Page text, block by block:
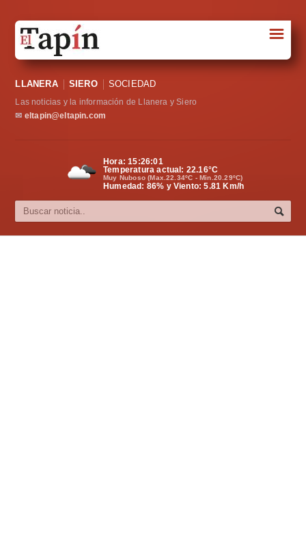
Sociedad
Política
Cultura
☰
LLANERA SIERO SOCIEDAD
Las noticias y la información de Llanera y Siero
✉ eltapin@eltapin.com
Hora:15:26:02
Temperatura actual: 22.16°C
Muy Nuboso (Max.22.34ºC - Min.20.29ºC)
Humedad: 86% y Viento: 5.81 Km/h